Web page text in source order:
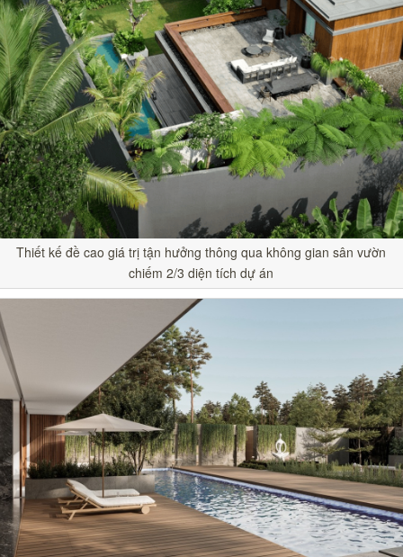
Thiết kế đề cao giá trị tận hưởng thông qua không gian sân vườn
chiếm 2/3 diện tích dự án